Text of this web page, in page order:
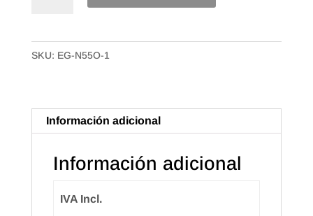
en
Plata.
SKU: EG-N55O-1
Información adicional
Información adicional
IVA Incl.